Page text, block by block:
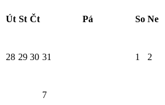
Út St Čt Pá So Ne
28 29 30 31 1 2
7